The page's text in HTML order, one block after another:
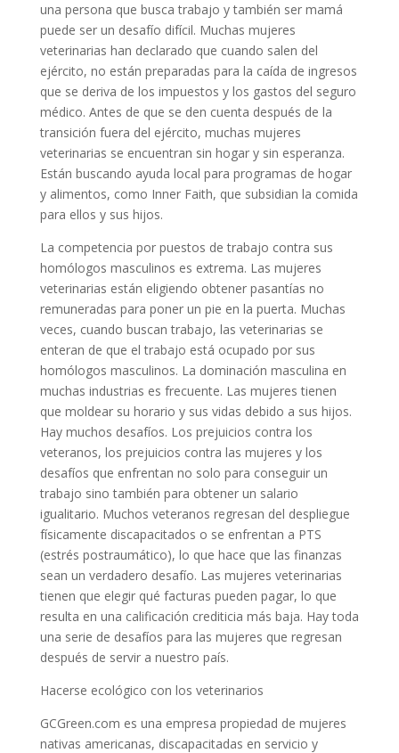
una persona que busca trabajo y también ser mamá
puede ser un desafío difícil. Muchas mujeres
veterinarias han declarado que cuando salen del
ejército, no están preparadas para la caída de ingresos
que se deriva de los impuestos y los gastos del seguro
médico. Antes de que se den cuenta después de la
transición fuera del ejército, muchas mujeres
veterinarias se encuentran sin hogar y sin esperanza.
Están buscando ayuda local para programas de hogar
y alimentos, como Inner Faith, que subsidian la comida
para ellos y sus hijos.
La competencia por puestos de trabajo contra sus
homólogos masculinos es extrema. Las mujeres
veterinarias están eligiendo obtener pasantías no
remuneradas para poner un pie en la puerta. Muchas
veces, cuando buscan trabajo, las veterinarias se
enteran de que el trabajo está ocupado por sus
homólogos masculinos. La dominación masculina en
muchas industrias es frecuente. Las mujeres tienen
que moldear su horario y sus vidas debido a sus hijos.
Hay muchos desafíos. Los prejuicios contra los
veteranos, los prejuicios contra las mujeres y los
desafíos que enfrentan no solo para conseguir un
trabajo sino también para obtener un salario
igualitario. Muchos veteranos regresan del despliegue
físicamente discapacitados o se enfrentan a PTS
(estrés postraumático), lo que hace que las finanzas
sean un verdadero desafío. Las mujeres veterinarias
tienen que elegir qué facturas pueden pagar, lo que
resulta en una calificación crediticia más baja. Hay toda
una serie de desafíos para las mujeres que regresan
después de servir a nuestro país.
Hacerse ecológico con los veterinarios
GCGreen.com es una empresa propiedad de mujeres
nativas americanas, discapacitadas en servicio y